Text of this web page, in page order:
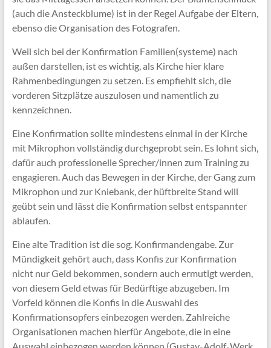
(auch die Ansteckblume) ist in der Regel Aufgabe der Eltern,
ebenso die Organisation des Fotografen.
Weil sich bei der Konfirmation Familien(systeme) nach
außen darstellen, ist es wichtig, als Kirche hier klare
Rahmenbedingungen zu setzen. Es empfiehlt sich, die
vorderen Sitzplätze auszulosen und namentlich zu
kennzeichnen.
Eine Konfirmation sollte mindestens einmal in der Kirche
mit Mikrophon vollständig durchgeprobt sein. Es lohnt sich,
dafür auch professionelle Sprecher/innen zum Training zu
engagieren. Auch das Bewegen in der Kirche, der Gang zum
Mikrophon und zur Kniebank, der hüftbreite Stand will
geübt sein und lässt die Konfirmation selbst entspannter
ablaufen.
Eine alte Tradition ist die sog. Konfirmandengabe. Zur
Mündigkeit gehört auch, dass Konfis zur Konfirmation
nicht nur Geld bekommen, sondern auch ermutigt werden,
von diesem Geld etwas für Bedürftige abzugeben. Im
Vorfeld können die Konfis in die Auswahl des
Konfirmationsopfers einbezogen werden. Zahlreiche
Organisationen machen hierfür Angebote, die in eine